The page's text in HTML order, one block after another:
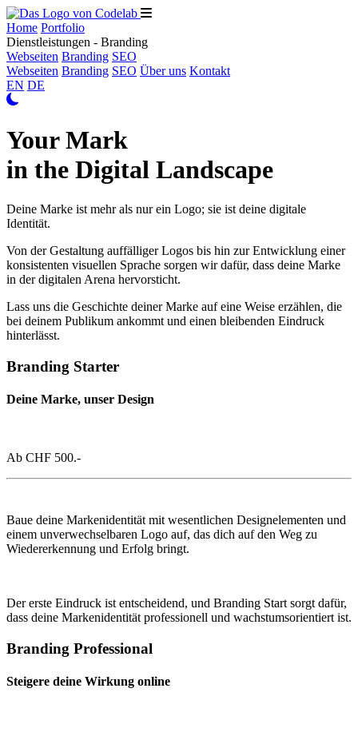
Home Portfolio
Dienstleistungen - Branding
Webseiten Branding SEO
Webseiten Branding SEO Über uns Kontakt
EN DE
Your Mark
in the Digital Landscape
Deine Marke ist mehr als nur ein Logo; sie ist deine digitale
Identität.
Von der Gestaltung auffälliger Logos bis hin zur Entwicklung einer
konsistenten visuellen Sprache sorgen wir dafür, dass deine Marke
in der digitalen Arena hervorsticht.
Lass uns die Geschichte deiner Marke auf eine Weise erzählen, die
bei deinem Publikum ankommt und einen bleibenden Eindruck
hinterlässt.
Branding Starter
Deine Marke, unser Design
Ab CHF 500.-
Baue deine Markenidentität mit wesentlichen Designelementen und
einem unverwechselbaren Logo auf, das dich auf den Weg zu
Wiedererkennung und Erfolg bringt.
Der erste Eindruck ist entscheidend, und Branding Start sorgt dafür,
dass deine Markenidentität professionell und wachstumsorientiert ist.
Branding Professional
Steigere deine Wirkung online